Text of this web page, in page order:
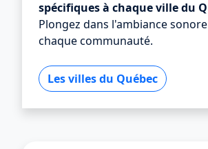
spécifiques à chaque ville du
Plongez dans l'ambiance
chaque communauté.
Les villes du Québec